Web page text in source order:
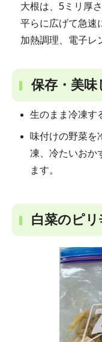
大根は、5ミリ厚
平らに広げて急速
加熱調理、電子レ
保存・美味
生のまま冷凍す
味付けの野菜を
凍、冷たいおか
ます。
白菜のピリ